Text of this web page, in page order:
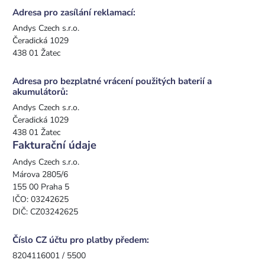
Adresa pro zasílání reklamací:
Andys Czech s.r.o.
Čeradická 1029
438 01 Žatec
Adresa pro bezplatné vrácení použitých baterií a
akumulátorů:
Andys Czech s.r.o.
Čeradická 1029
438 01 Žatec
Fakturační údaje
Andys Czech s.r.o.
Márova 2805/6
155 00 Praha 5
IČO: 03242625
DIČ: CZ03242625
Číslo CZ účtu pro platby předem:
8204116001 / 5500